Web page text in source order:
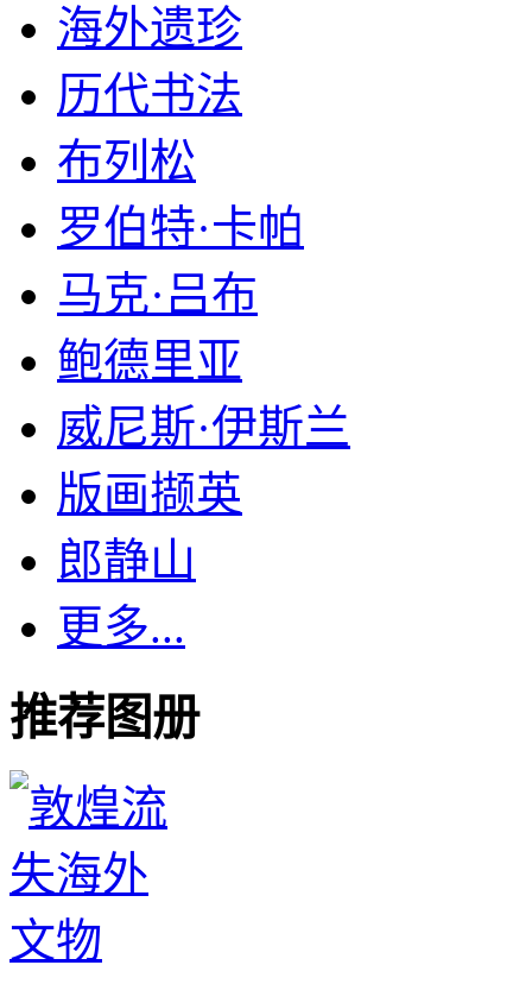
海外遗珍
历代书法
布列松
罗伯特·卡帕
马克·吕布
鲍德里亚
威尼斯·伊斯兰
版画撷英
郎静山
更多...
推荐图册